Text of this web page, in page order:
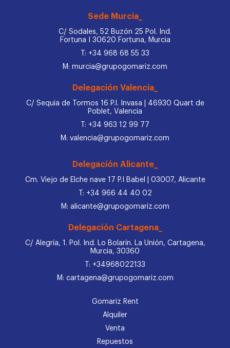
Sede Murcia_
C/ Sodales, 52 Buzón 25 Pol. Ind.
Fortuna I 30620 Fortuna, Murcia
T: +34 968 68 55 33
M: murcia@grupogomariz.com
Delegación Valencia_
C/ Sequia de Tormos 16 P.I. Invasa | 46930 Quart de
Poblet, Valencia
T: +34 963 12 99 77
M: valencia@grupogomariz.com
Delegación Alicante_
Cm. Viejo de Elche nave 17 P.I Babel | 03007, Alicante
T: +34 966 44 40 02
M: alicante@grupogomariz.com
Delegación Cartagena_
C/ Alegría, 1. Pol. Ind. Lo Bolarín. La Unión, Cartagena,
Murcia, 30360
T: +34968022133
M: cartagena@grupogomariz.com
Gomariz Rent
Alquiler
Venta
Repuestos